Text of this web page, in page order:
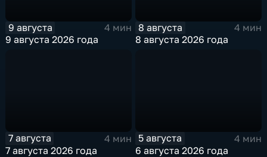
9 августа
4 мин
9 августа 2026 года
8 августа
4 мин
8 августа 2026 года
7 августа
4 мин
7 августа 2026 года
5 августа
4 мин
6 августа 2026 года